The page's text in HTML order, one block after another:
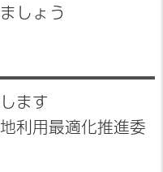
しょう
ます
利用最適化推進委